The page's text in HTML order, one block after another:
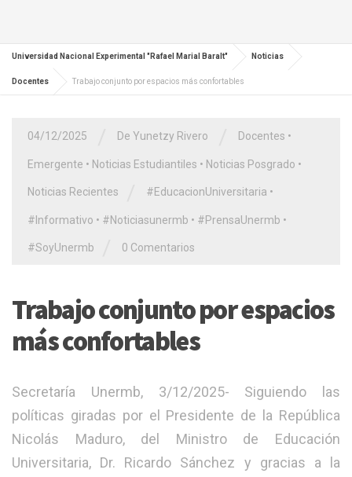
Universidad Nacional Experimental "Rafael Marial Baralt" Noticias
Docentes Trabajo conjunto por espacios más confortables
04/12/2025 De Yunetzy Rivero Docentes •
Emergente • Noticias Estudiantiles • Noticias Posgrado •
Noticias Recientes #EducacionUniversitaria •
#Informativo • #Noticiasunermb • #PrensaUnermb •
#SoyUnermb 0 Comentarios
Trabajo conjunto por espacios
más confortables
Secretaría Unermb, 3/12/2025- Siguiendo las
políticas giradas por el Presidente de la República
Nicolás Maduro, del Ministro de Educación
Universitaria, Dr. Ricardo Sánchez y gracias a la